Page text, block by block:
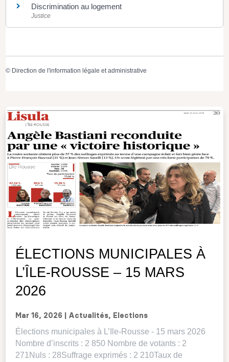
Discrimination au logement
Justice
© Direction de l'information légale et administrative
ÉLECTIONS MUNICIPALES À
L’ÎLE-ROUSSE – 15 MARS
2026
Mar 16, 2026 Actualités, Elections
Élections municipales à L’Ile-Rousse - 15 mars 2026
Nombre d’inscrits : 2 850 Nombre de votants : 2
271Nuls : 28Suffrage exprimés : 2 210Taux de